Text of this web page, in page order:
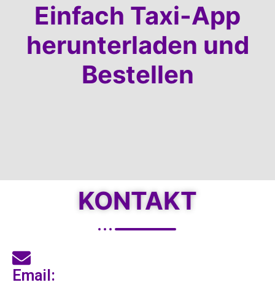
Einfach Taxi-App
herunterladen und
Bestellen
KONTAKT
Email: